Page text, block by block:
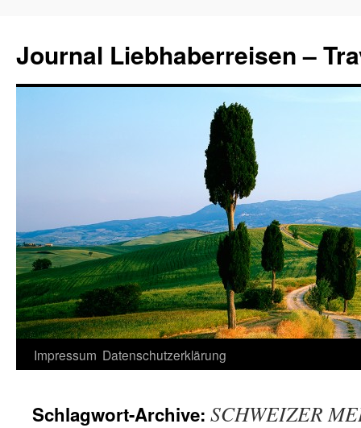
Journal Liebhaberreisen –
Zum
springen
Impressum Datenschutzerklärung
Schlagwort-Archive: SCHWEIZER